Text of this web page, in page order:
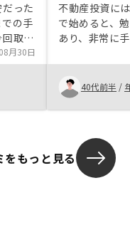
った
の手
取り
に出来
の過
月30日
不動産投資に
で始めると、
あり、非常に
てくれる事で
購入を決意出
や海外物件も
欲しい。
40代前半 /
もっと見る